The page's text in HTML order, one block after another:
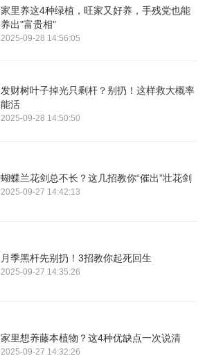
家里养这4种绿植，旺家又好养，手残党也能
养出"富贵相"
2025-09-28 14:56:05
发财树叶子掉光只剩杆？别扔！这样救大概率
能活
2025-09-28 14:50:50
蝴蝶兰花剑总不长？这几招教你“催出”壮花剑
2025-09-27 14:42:13
月季黑杆先别扔！3招教你起死回生
2025-09-27 14:35:26
家里想养藤本植物？这4种优缺点一次说清
2025-09-27 14:32:26